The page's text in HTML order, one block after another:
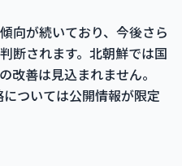
向が続いており、今後さら
断されます。北朝鮮では国
改善は見込まれません。
ついては公開情報が限定